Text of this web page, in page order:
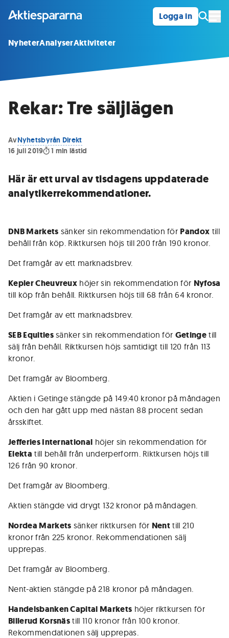
Logga in
NyheterAnalyserAktiviteter
Rekar: Tre säljlägen
AvNyhetsbyrån Direkt
16 juli 2019
1 min lästid
Här är ett urval av tisdagens uppdaterade
analytikerrekommendationer.
DNB Markets sänker sin rekommendation för Pandox till
behåll från köp. Riktkursen höjs till 200 från 190 kronor.
Det framgår av ett marknadsbrev.
Kepler Cheuvreux höjer sin rekommendation för Nyfosa
till köp från behåll. Riktkursen höjs till 68 från 64 kronor.
Det framgår av ett marknadsbrev.
SEB Equitiessänker sin rekommendation för Getinge till
sälj från behåll. Riktkursen höjs samtidigt till 120 från 113
kronor.
Det framgår av Bloomberg.
Aktien i Getinge stängde på 149:40 kronor på måndagen
och den har gått upp med nästan 88 procent sedan
årsskiftet.
Jefferies International höjer sin rekommendation för
Elekta till behåll från underperform. Riktkursen höjs till
126 från 90 kronor.
Det framgår av Bloomberg.
Aktien stängde vid drygt 132 kronor på måndagen.
Nordea Markets sänker riktkursen för Nent till 210
kronor från 225 kronor. Rekommendationen sälj
upprepas.
Det framgår av Bloomberg.
Nent-aktien stängde på 218 kronor på måndagen.
Handelsbanken Capital Markets höjer riktkursen för
Billerud Korsnäs till 110 kronor från 100 kronor.
Rekommendationen sälj upprepas.